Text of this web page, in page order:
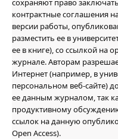
сохраняют право
контрактные соглашения
версии работы,
разместить ее в
ее в книге), со ссылкой на
журнале. Авторам
Интернет (например, в
персональном веб-сайте)
ее данным журналом, так
продуктивному
ссылок на данную
Open Access).